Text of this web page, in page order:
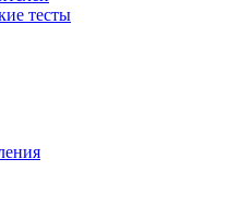
тесты